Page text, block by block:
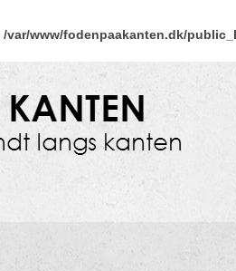
/var/www/fodenpaakanten.dk/